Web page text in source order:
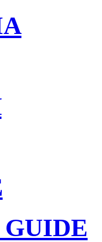
GUIDE